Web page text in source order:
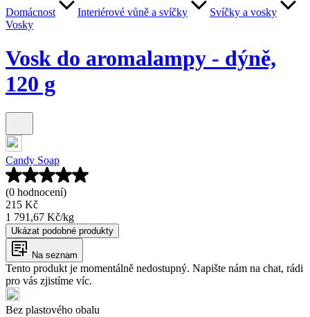
Domácnost Interiérové vůně a svíčky
Svíčky a vosky
Vosky
Vosk do aromalampy - dýně,
120 g
Candy Soap
(0 hodnocení)
215 Kč
1 791,67 Kč/kg
Ukázat podobné produkty
Na seznam
Tento produkt je momentálně nedostupný. Napište nám na chat, rádi
pro vás zjistíme víc.
Bez plastového obalu